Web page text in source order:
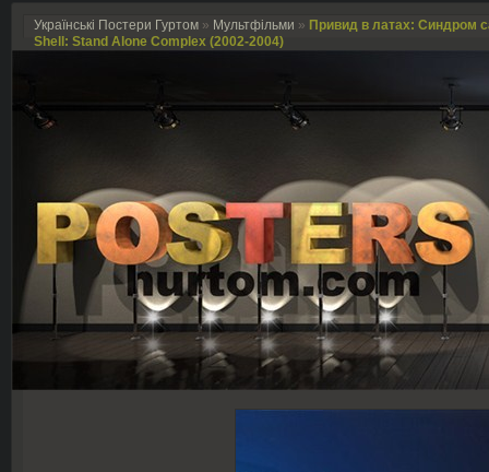
Українські Постери Гуртом » Мультфільми » Привид в латах: Синдром
Shell: Stand Alone Complex (2002-2004)